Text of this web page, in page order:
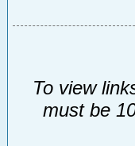
To view
must be